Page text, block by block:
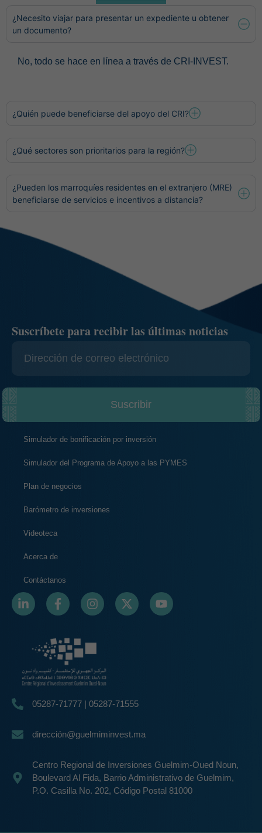
¿Necesito viajar para presentar un expediente u obtener
un documento?
No, todo se hace en línea a través de CRI-INVEST.
¿Quién puede beneficiarse del apoyo del CRI?
¿Qué sectores son prioritarios para la región?
¿Pueden los marroquíes residentes en el extranjero (MRE)
beneficiarse de servicios e incentivos a distancia?
Suscríbete para recibir las últimas noticias
Suscribir
Simulador de bonificación por inversión
Simulador del Programa de Apoyo a las PYMES
Plan de negocios
Barómetro de inversiones
Videoteca
Acerca de
Contáctanos
05287-71777 | 05287-71555
dirección@guelmiminvest.ma
Centro Regional de Inversiones Guelmim-Oued Noun,
Boulevard Al Fida, Barrio Administrativo de Guelmim,
P.O. Casilla No. 202, Código Postal 81000